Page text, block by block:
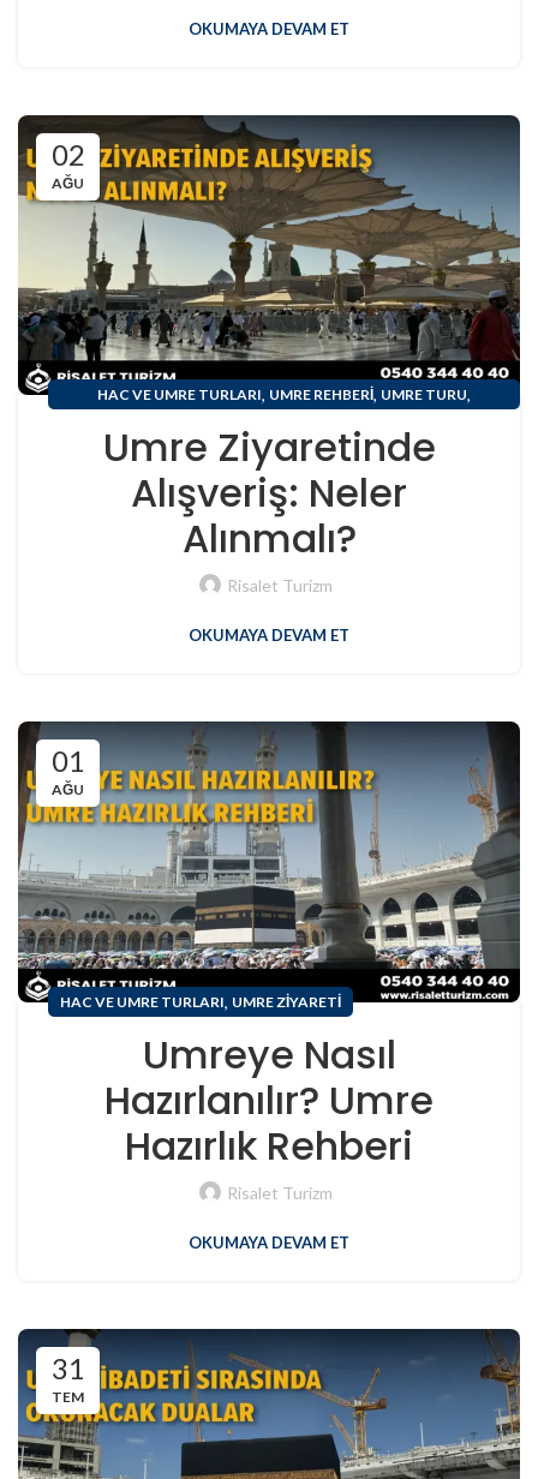
OKUMAYA DEVAM ET
02
AĞU
HAC VE UMRE TURLARI, UMRE REHBERI, UMRE TURU,
Umre Ziyaretinde
Alışveriş: Neler
Alınmalı?
Risalet Turizm
OKUMAYA DEVAM ET
01
AĞU
HAC VE UMRE TURLARI, UMRE ZIYARETI
Umreye Nasıl
Hazırlanılır? Umre
Hazırlık Rehberi
Risalet Turizm
OKUMAYA DEVAM ET
31
TEM